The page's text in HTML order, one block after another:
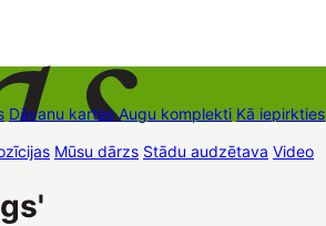
Dāvanu kartes Augu komplekti Kā iepirkties
Mūsu dārzs Stādu audzētava Video